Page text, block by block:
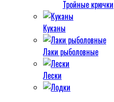
Тройные крючки
Куканы
Лаки рыболовные
Лески